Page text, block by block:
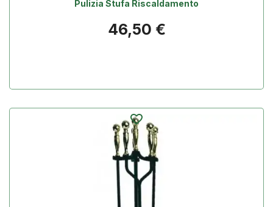
Pulizia Stufa Riscaldamento
Prezzo
46,50 €